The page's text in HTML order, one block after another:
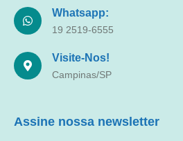
Whatsapp:
19 2519-6555
Visite-Nos!
Campinas/SP
Assine nossa newsletter